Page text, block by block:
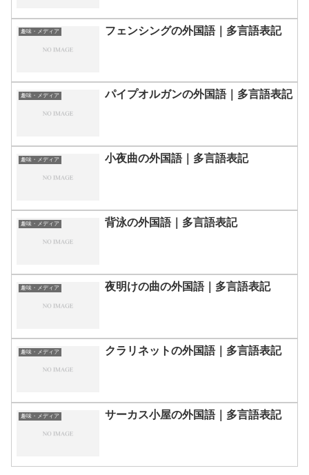
趣味・メディア フェンシングの外国語｜多言語表記
趣味・メディア パイプオルガンの外国語｜多言語表記
趣味・メディア 小夜曲の外国語｜多言語表記
趣味・メディア 背泳の外国語｜多言語表記
趣味・メディア 夜明けの曲の外国語｜多言語表記
趣味・メディア クラリネットの外国語｜多言語表記
趣味・メディア サーカス小屋の外国語｜多言語表記